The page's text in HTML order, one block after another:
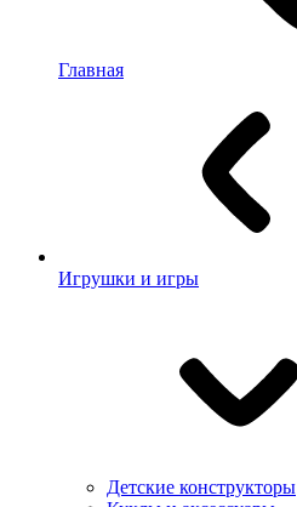
Главная
Игрушки и игры
Детские конструкторы